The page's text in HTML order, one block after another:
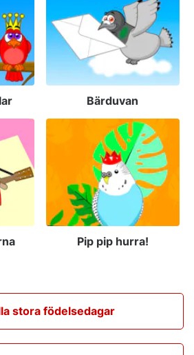
Bärduvan
Pip pip hurra!
stora födelsedagar